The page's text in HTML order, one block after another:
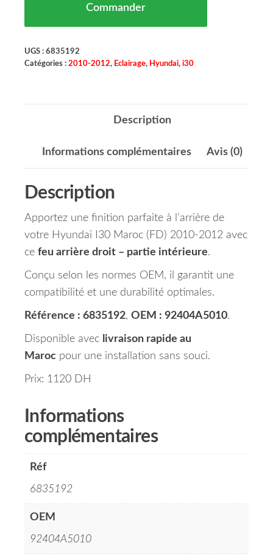
Commander
UGS : 6835192
Catégories : 2010-2012, Eclairage, Hyundai, i30
Description
Informations complémentaires Avis (0)
Description
Apportez une finition parfaite à l’arrière de
votre Hyundai I30 Maroc (FD) 2010-2012 avec
ce feu arrière droit – partie intérieure.
Conçu selon les normes OEM, il garantit une
compatibilité et une durabilité optimales.
Référence : 6835192, OEM : 92404A5010.
Disponible avec livraison rapide au
Maroc pour une installation sans souci.
Prix: 1120 DH
Informations
complémentaires
Réf
6835192
OEM
92404A5010